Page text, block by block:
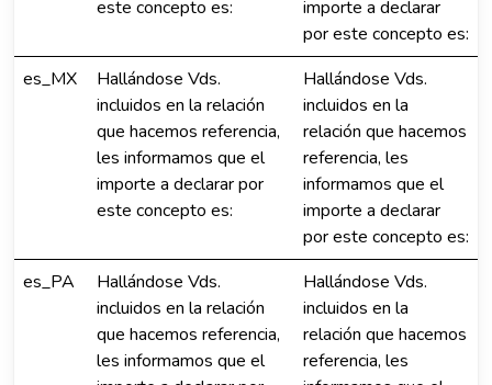
este concepto es:
importe a declarar
por este concepto es:
es_MX
Hallándose Vds.
incluidos en la relación
que hacemos referencia,
les informamos que el
importe a declarar por
este concepto es:
Hallándose Vds.
incluidos en la
relación que hacemos
referencia, les
informamos que el
importe a declarar
por este concepto es:
es_PA
Hallándose Vds.
incluidos en la relación
que hacemos referencia,
les informamos que el
Hallándose Vds.
incluidos en la
relación que hacemos
referencia, les